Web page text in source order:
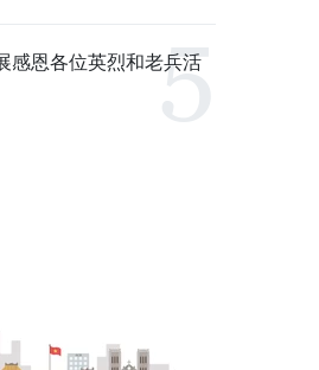
感恩各位英烈和老兵活